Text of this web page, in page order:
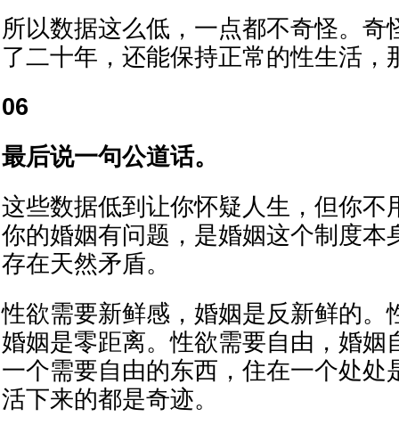
所以数据这么低，一点都不奇怪。奇
了二十年，还能保持正常的性生活，
06
最后说一句公道话。
这些数据低到让你怀疑人生，但你不
你的婚姻有问题，是婚姻这个制度本
存在天然矛盾。
性欲需要新鲜感，婚姻是反新鲜的。
婚姻是零距离。性欲需要自由，婚姻
一个需要自由的东西，住在一个处处
活下来的都是奇迹。